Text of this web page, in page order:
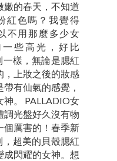
嫩的春天，不知道
紅色嗎？我覺得
不用那麼多少女
些高光，好比
一樣，無論是腮紅
，上妝之後的妝感
有仙氣的感覺，
。 PALLADIO女
調光盤好久沒有物
個厲害的！春季新
超美的貝殼腮紅
成閃耀的女神。想